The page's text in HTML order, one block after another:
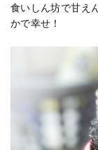
食いしん坊で甘え
かで幸せ！